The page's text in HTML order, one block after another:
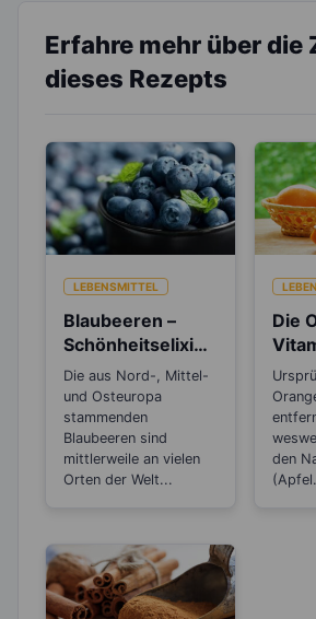
Erfahre mehr über die
dieses Rezepts
LEBENSMITTEL
Blaubeeren –
Schönheitselixier
für die Haut und
gut beim
Abnehmen
Die aus Nord-, Mittel-
und Osteuropa
stammenden
Blaubeeren sind
mittlerweile an vielen
Orten der Welt...
Die
den